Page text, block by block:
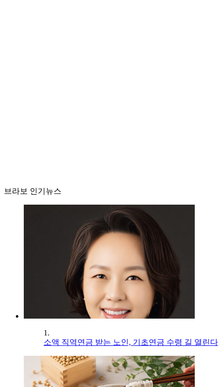
브라보 인기뉴스
1.
소액 직역연금 받는 노인, 기초연금 수령 길 열린다